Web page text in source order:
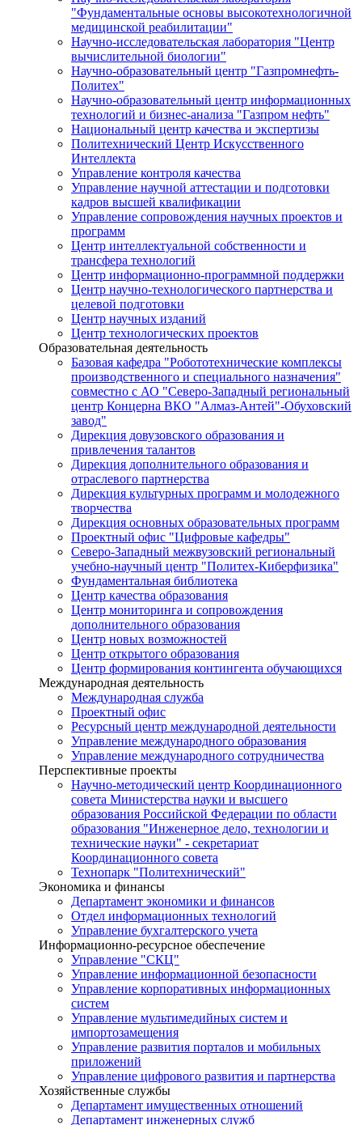
"Фундаментальные основы высокотехнологичной
медицинской реабилитации"
Научно-исследовательская лаборатория "Центр
вычислительной биологии"
Научно-образовательный центр "Газпромнефть-
Политех"
Научно-образовательный центр информационных
технологий и бизнес-анализа "Газпром нефть"
Национальный центр качества и экспертизы
Политехнический Центр Искусственного
Интеллекта
Управление контроля качества
Управление научной аттестации и подготовки
кадров высшей квалификации
Управление сопровождения научных проектов и
программ
Центр интеллектуальной собственности и
трансфера технологий
Центр информационно-программной поддержки
Центр научно-технологического партнерства и
целевой подготовки
Центр научных изданий
Центр технологических проектов
Образовательная деятельность
Базовая кафедра "Робототехнические комплексы
производственного и специального назначения"
совместно с АО "Северо-Западный региональный
центр Концерна ВКО "Алмаз-Антей"-Обуховский
завод"
Дирекция довузовского образования и
привлечения талантов
Дирекция дополнительного образования и
отраслевого партнерства
Дирекция культурных программ и молодежного
творчества
Дирекция основных образовательных программ
Проектный офис "Цифровые кафедры"
Северо-Западный межвузовский региональный
учебно-научный центр "Политех-Киберфизика"
Фундаментальная библиотека
Центр качества образования
Центр мониторинга и сопровождения
дополнительного образования
Центр новых возможностей
Центр открытого образования
Центр формирования контингента обучающихся
Международная деятельность
Международная служба
Проектный офис
Ресурсный центр международной деятельности
Управление международного образования
Управление международного сотрудничества
Перспективные проекты
Научно-методический центр Координационного
совета Министерства науки и высшего
образования Российской Федерации по области
образования "Инженерное дело, технологии и
технические науки" - секретариат
Координационного совета
Технопарк "Политехнический"
Экономика и финансы
Департамент экономики и финансов
Отдел информационных технологий
Управление бухгалтерского учета
Информационно-ресурсное обеспечение
Управление "СКЦ"
Управление информационной безопасности
Управление корпоративных информационных
систем
Управление мультимедийных систем и
импортозамещения
Управление развития порталов и мобильных
приложений
Управление цифрового развития и партнерства
Хозяйственные службы
Департамент имущественных отношений
Департамент инженерных служб